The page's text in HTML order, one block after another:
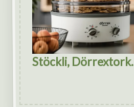
Stöckli, Dörrextork.